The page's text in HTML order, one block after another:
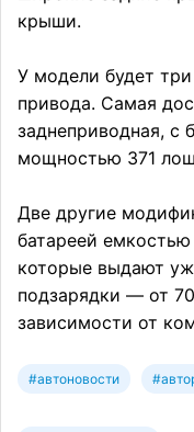
крыши.
У модели будет
привода. Самая
заднеприводная, с
мощностью 371
Две другие
батареей
которые выдают
подзарядки — от
зависимости от
#автоновости